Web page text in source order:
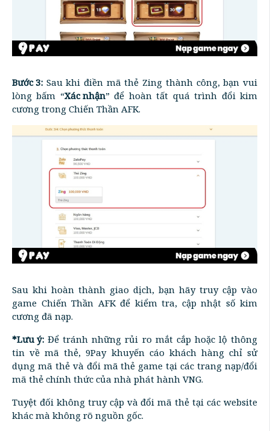
Bước 3: Sau khi điền mã thẻ Zing thành công, bạn vui
lòng bấm “Xác nhận” để hoàn tất quá trình đổi kim
cương trong Chiến Thần AFK.
Sau khi hoàn thành giao dịch, bạn hãy truy cập vào
game Chiến Thần AFK để kiểm tra, cập nhật số kim
cương đã nạp.
*Lưu ý: Để tránh những rủi ro mắt cắp hoặc lộ thông
tin về mã thẻ, 9Pay khuyến cáo khách hàng chỉ sử
dụng mã thẻ và đổi mã thẻ game tại các trang nạp/đổi
mã thẻ chính thức của nhà phát hành VNG.
Tuyệt đối không truy cập và đổi mã thẻ tại các website
khác mà không rõ nguồn gốc.